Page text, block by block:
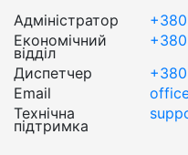
Адміністратор
Економічний
відділ
Диспетчер
Email
Технічна
підтримка